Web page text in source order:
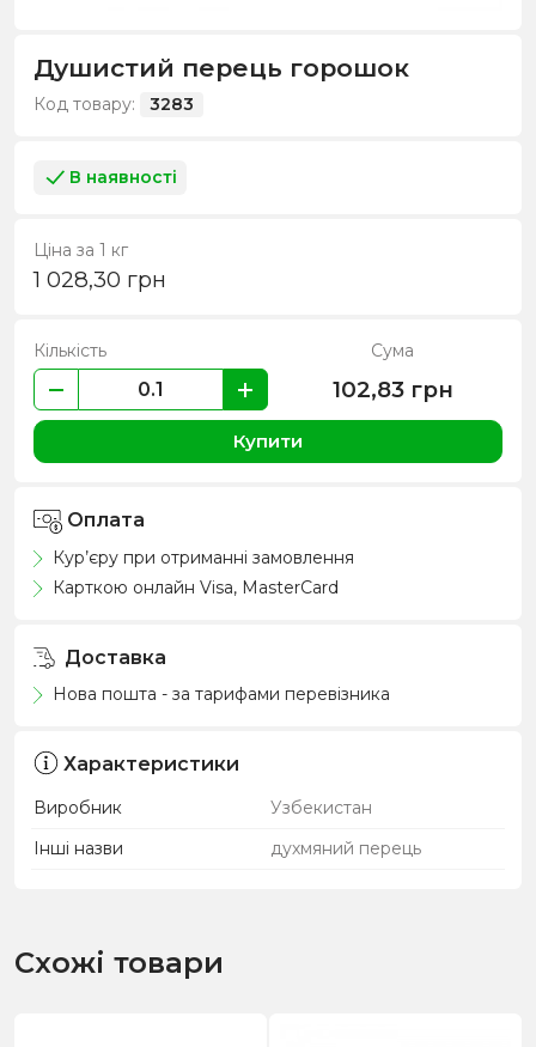
Душистий перець горошок
Код товару: 3283
В наявності
Ціна за 1 кг
1 028,30 грн
Кількість Сума
102,83 грн
Купити
Оплата
Кур’єру при отриманні замовлення
Карткою онлайн Visa, MasterCard
Доставка
Нова пошта - за тарифами перевізника
Характеристики
Виробник
Узбекистан
Інші назви
духмяний перець
Схожі товари